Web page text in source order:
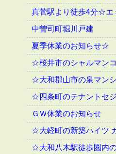
真菅駅より徒歩4分☆エ
中曽司町堀川戸建
夏季休業のお知らせ☆
☆桜井市のシャルマン
☆大和郡山市の泉マン
☆四条町のテナントセ
ＧＷ休業のお知らせ
☆大軽町の新築ハイツ
☆大和八木駅徒歩圏内